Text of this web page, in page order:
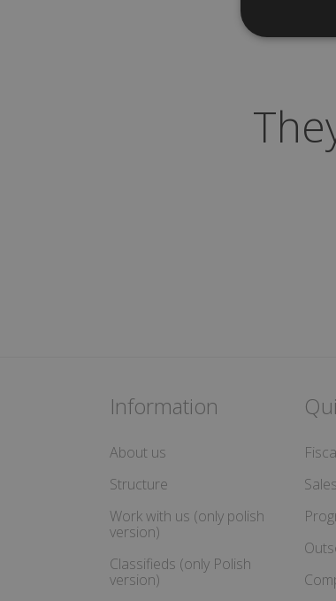
Information
About us
Structure
Work with us (only polish
version)
Classifieds (only Polish
version)